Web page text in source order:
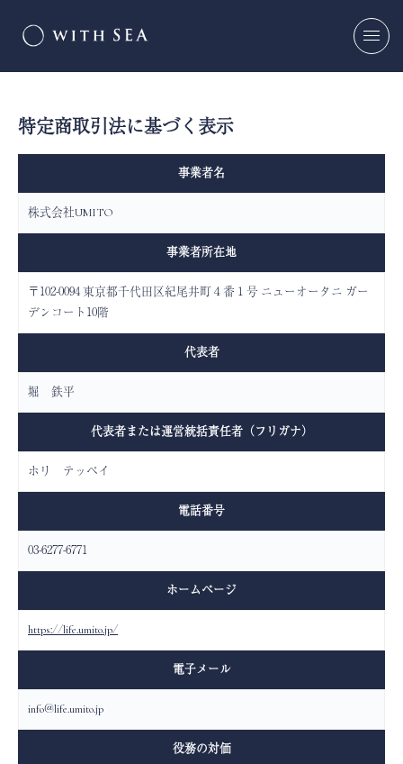
特定商取引法に基づく表示
事業者名
株式会社UMITO
事業者所在地
〒102-0094 東京都千代田区紀尾井町４番１号 ニューオータニ ガー
デンコート10階
代表者
堀 鉄平
代表者または運営統括責任者（フリガナ）
ホリ テッペイ
電話番号
03-6277-6771
ホームページ
https://life.umito.jp/
電子メール
info@life.umito.jp
役務の対価